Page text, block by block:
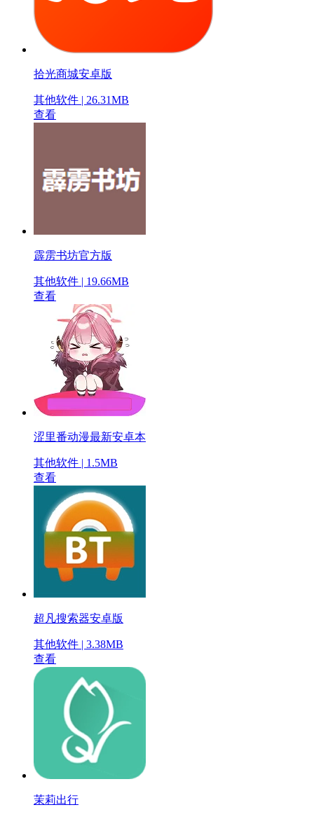
拾光商城安卓版
其他软件 | 26.31MB
查看
霹雳书坊官方版
其他软件 | 19.66MB
查看
涩里番动漫最新安卓本
其他软件 | 1.5MB
查看
超凡搜索器安卓版
其他软件 | 3.38MB
查看
茉莉出行